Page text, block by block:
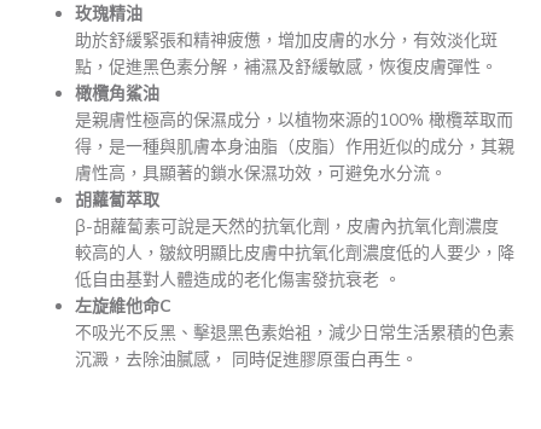
玫瑰精油
助於舒緩緊張和精神疲憊，增加皮膚的水分，有效淡化斑
點，促進黑色素分解，補濕及舒緩敏感，恢復皮膚彈性。
橄欖角鯊油
是親膚性極高的保濕成分，以植物來源的100% 橄欖萃取而
得，是一種與肌膚本身油脂（皮脂）作用近似的成分，其親
膚性高，具顯著的鎖水保濕功效，可避免水分流。
胡蘿蔔萃取
β-胡蘿蔔素可說是天然的抗氧化劑，皮膚內抗氧化劑濃度
較高的人，皺紋明顯比皮膚中抗氧化劑濃度低的人要少，降
低自由基對人體造成的老化傷害發抗衰老 。
左旋維他命C
不吸光不反黑、擊退黑色素始袓，減少日常生活累積的色素
沉澱，去除油膩感， 同時促進膠原蛋白再生。